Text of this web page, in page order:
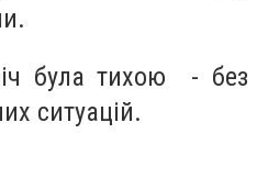
була тихою - без
ситуацій.